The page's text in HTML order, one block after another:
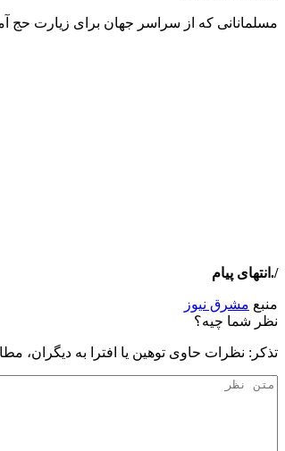
مسلمانانی که از سراسر جهان برای زیارت حج
/.انتهای پیام
منبع مشرق نیوز
نظر شما چیه؟
تذكر: نظرات حاوی توهين يا افترا به ديگران،